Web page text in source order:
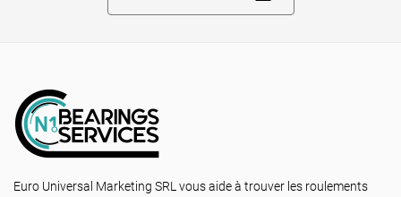
Euro Universal Marketing SRL vous aide à trouver les roulements